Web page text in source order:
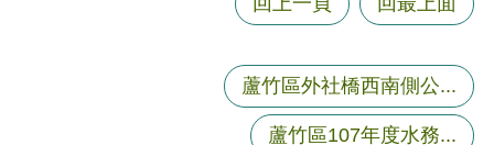
蘆竹區外社橋西南側公...
蘆竹區107年度水務...